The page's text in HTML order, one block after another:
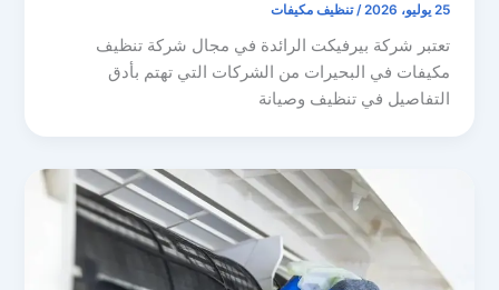
25 يوليو، 2026 /تنظيف مكيفات
تعتبر شركة بيرفيكت الرائدة في مجال شركة تنظيف
مكيفات في البحيرات من الشركات التي تهتم بأدق
التفاصيل في تنظيف وصيانة